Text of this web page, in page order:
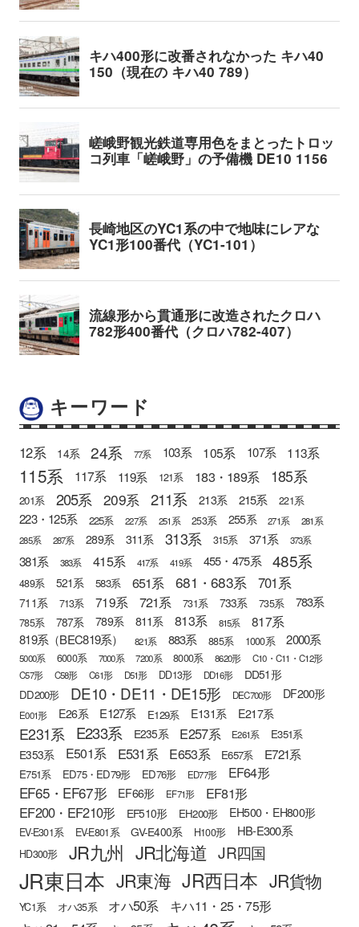
キーワード
12系 14系 24系 77系 103系 105系 107系 113系
115系 117系 119系 121系 183・189系 185系
201系 205系 209系 211系 213系 215系 221系
223・125系 225系 227系 251系 253系 255系 271系
281系
285系
287系 289系 311系 313系 315系 371系 373系
381系 383系 415系 417系 419系 455・475系 485系
489系 521系 583系 651系 681・683系 701系
711系 713系 719系 721系 731系 733系 735系 783系
785系 787系 789系 811系 813系 815系 817系
819系（BEC819系） 821系 883系 885系 1000系 2000系
5000系 6000系 7000系 7200系 8000系 8620形
C10・C11・C12形
C57形
C58形 C61形 D51形 DD13形 DD16形 DD51形
DD200形 DE10・DE11・DE15形 DEC700形 DF200形
E001形 E26系 E127系 E129系 E131系 E217系
E231系 E233系 E235系 E257系 E261系 E351系
E353系 E501系 E531系 E653系 E657系 E721系
E751系 ED75・ED79形 ED76形 ED77形 EF64形
EF65・EF67形 EF66形 EF71形
EF81形
EF200・EF210形
EF510形 EH200形 EH500・EH800形
EV-E301系 EV-E801系 GV-E400系 H100形 HB-E300系
HD300形 JR九州 JR北海道 JR四国
JR東日本 JR東海 JR西日本 JR貨物
YC1系 オハ35系 オハ50系 キハ11・25・75形